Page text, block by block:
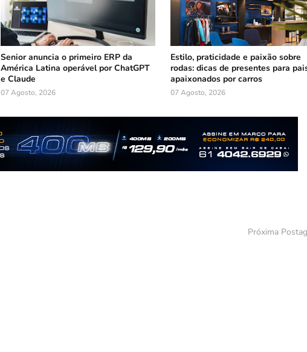
Senior anuncia o primeiro ERP da
América Latina operável por ChatGPT
e Claude
07 Agosto, 2026
Estilo, praticidade e paixão sobre
rodas: dicas de presentes para
apaixonados por carros
07 Agosto, 2026
Próxima